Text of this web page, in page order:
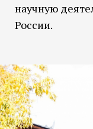
научную
России.